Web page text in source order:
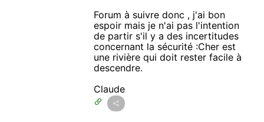
Forum à suivre donc , j'ai bon
espoir mais je n'ai pas l'intention
de partir s'il y a des incertitudes
concernant la sécurité :Cher est
une rivière qui doit rester facile à
descendre.
Claude